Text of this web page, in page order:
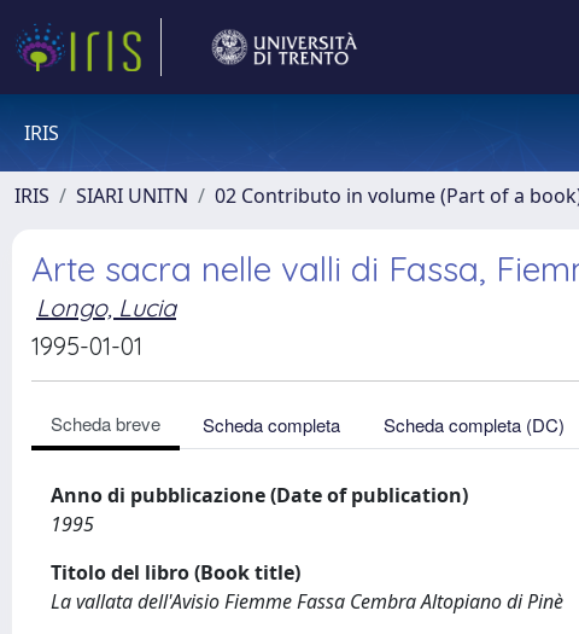
IRIS
IRIS SIARI UNITN 02 Contributo in volume (Part of a
Arte sacra nelle valli di Fassa,
Longo, Lucia
1995-01-01
Scheda breve Scheda completa Scheda completa (DC)
Anno di pubblicazione (Date of publication)
1995
Titolo del libro (Book title)
La vallata dell'Avisio Fiemme Fassa Cembra Altopiano di Pinè